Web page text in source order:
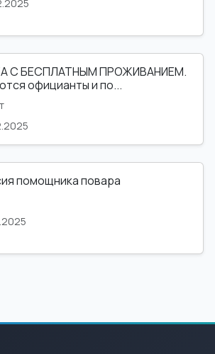
С БЕСПЛАТНЫМ ПРОЖИВАНИЕМ.
официанты и по...
помощника повара